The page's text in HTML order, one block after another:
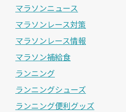
マラソンニュース
マラソンレース対策
マラソンレース情報
マラソン補給食
ランニング
ランニングシューズ
ランニング便利グッズ